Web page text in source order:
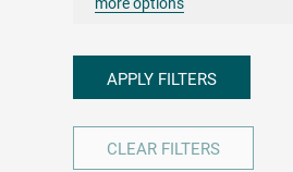
APPLY FILTERS
CLEAR FILTERS